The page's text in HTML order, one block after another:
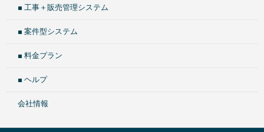
■ 工事＋販売管理システム
■ 案件型システム
■ 料金プラン
■ ヘルプ
会社情報